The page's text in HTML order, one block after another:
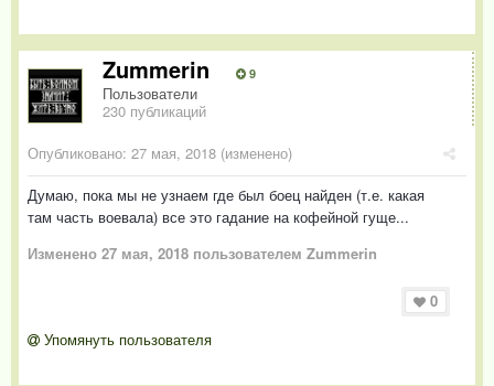
Zummerin 9
Пользователи
230 публикаций
Опубликовано: 27 мая, 2018 (изменено)
Думаю, пока мы не узнаем где был боец найден (т.е. какая
там часть воевала) все это гадание на кофейной гуще...
Изменено 27 мая, 2018 пользователем Zummerin
0
Упомянуть пользователя